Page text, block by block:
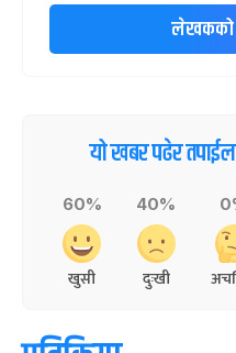
लेखकको
यो खबर पढेर
60%
खुसी
40%
दुःखी